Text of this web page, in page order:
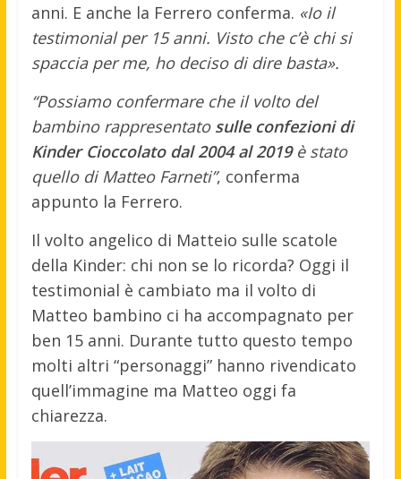
anni. E anche la Ferrero conferma. «Io il
testimonial per 15 anni. Visto che c’è chi si
spaccia per me, ho deciso di dire basta».
“Possiamo confermare che il volto del
bambino rappresentatosulle confezioni di
Kinder Cioccolato dal 2004 al 2019è stato
quello di Matteo Farneti”, conferma
appunto la Ferrero.
Il volto angelico di Matteio sulle scatole
della Kinder: chi non se lo ricorda? Oggi il
testimonial è cambiato ma il volto di
Matteo bambino ci ha accompagnato per
ben 15 anni. Durante tutto questo tempo
molti altri “personaggi” hanno rivendicato
quell’immagine ma Matteo oggi fa
chiarezza.